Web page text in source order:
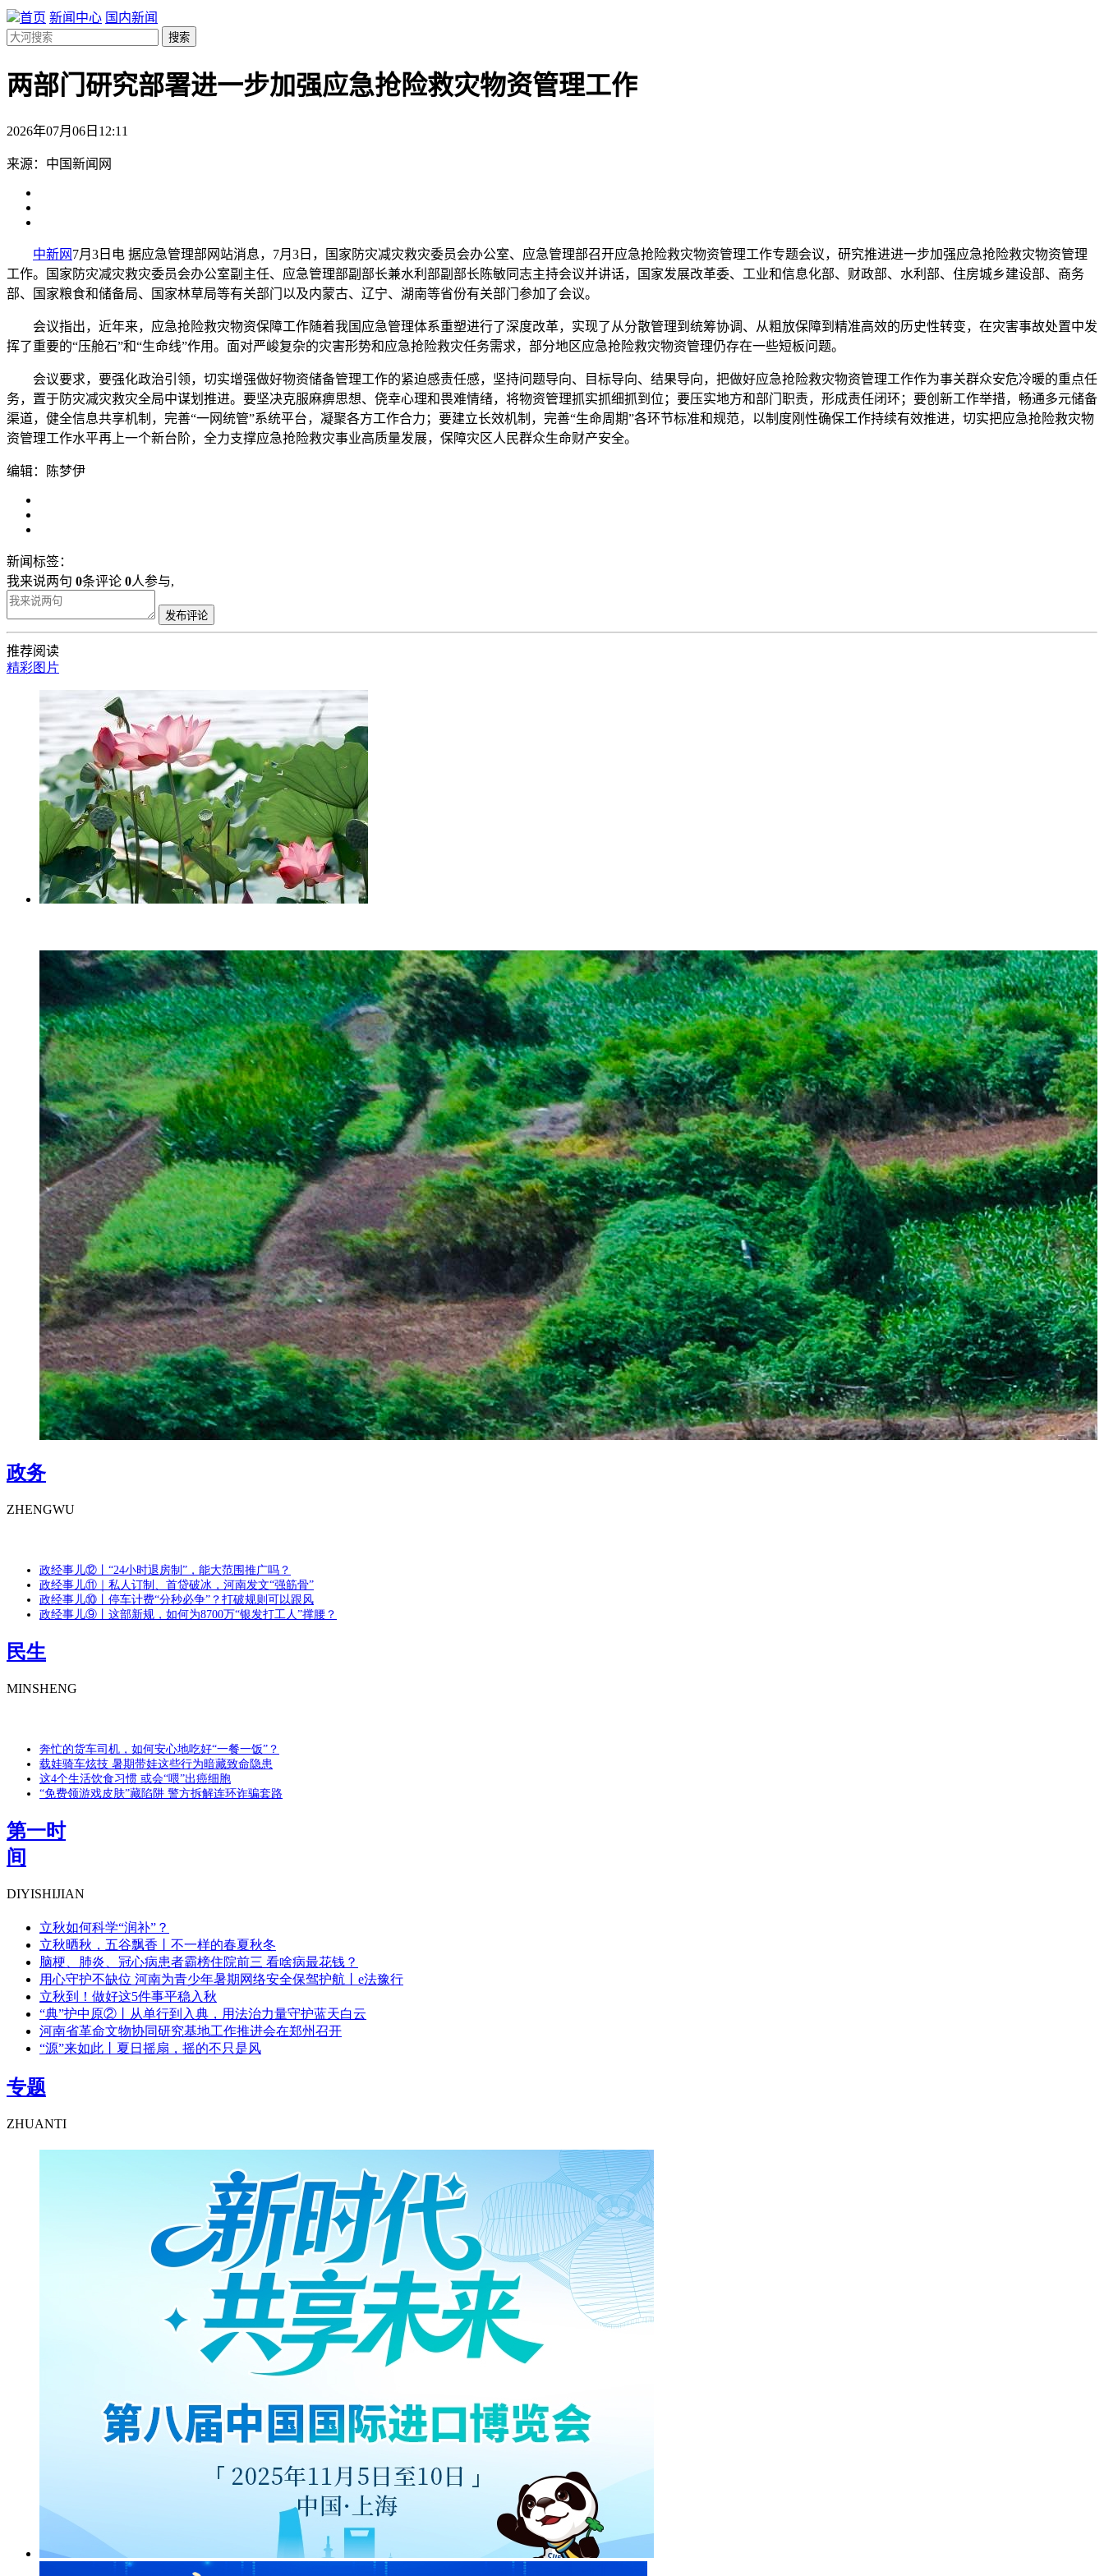
首页 新闻中心 国内新闻
搜索
两部门研究部署进一步加强应急抢险救灾物资管理工作
2026年07月06日12:11
来源：中国新闻网
中新网 7月3日电 据应急管理部网站消息，7月3日，国家防灾减灾救灾委员会办公室、应急管理部召开应急抢险救灾物资管理工作专题会议，研究推进进一步加强应急抢险救灾物资管理
工作。国家防灾减灾救灾委员会办公室副主任、应急管理部副部长兼水利部副部长陈敏同志主持会议并讲话，国家发展改革委、工业和信息化部、财政部、水利部、住房城乡建设部、商务
部、国家粮食和储备局、国家林草局等有关部门以及内蒙古、辽宁、湖南等省份有关部门参加了会议。
会议指出，近年来，应急抢险救灾物资保障工作随着我国应急管理体系重塑进行了深度改革，实现了从分散管理到统筹协调、从粗放保障到精准高效的历史性转变，在灾害事故处置中发
挥了重要的“压舱石”和“生命线”作用。面对严峻复杂的灾害形势和应急抢险救灾任务需求，部分地区应急抢险救灾物资管理仍存在一些短板问题。
会议要求，要强化政治引领，切实增强做好物资储备管理工作的紧迫感责任感，坚持问题导向、目标导向、结果导向，把做好应急抢险救灾物资管理工作作为事关群众安危冷暖的重点任
务，置于防灾减灾救灾全局中谋划推进。要坚决克服麻痹思想、侥幸心理和畏难情绪，将物资管理抓实抓细抓到位；要压实地方和部门职责，形成责任闭环；要创新工作举措，畅通多元储备
渠道，健全信息共享机制，完善“一网统管”系统平台，凝聚各方工作合力；要建立长效机制，完善“生命周期”各环节标准和规范，以制度刚性确保工作持续有效推进，切实把应急抢险救灾物
资管理工作水平再上一个新台阶，全力支撑应急抢险救灾事业高质量发展，保障灾区人民群众生命财产安全。
编辑：陈梦伊
新闻标签：
我来说两句 0条评论 0人参与,
发布评论
推荐阅读